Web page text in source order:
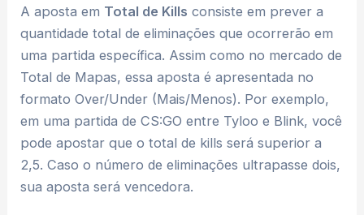
A aposta em Total de Kills consiste em prever a
quantidade total de eliminações que ocorrerão em
uma partida específica. Assim como no mercado de
Total de Mapas, essa aposta é apresentada no
formato Over/Under (Mais/Menos). Por exemplo,
em uma partida de CS:GO entre Tyloo e Blink, você
pode apostar que o total de kills será superior a
2,5. Caso o número de eliminações ultrapasse dois,
sua aposta será vencedora.